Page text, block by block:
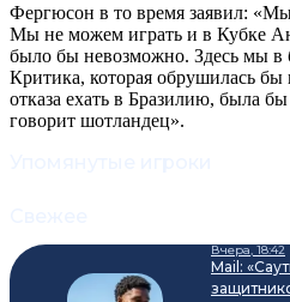
Фергюсон в то время заявил:
Мы не можем играть и в Кубке
было бы невозможно. Здесь мы в
Критика, которая обрушилась бы
отказа ехать в Бразилию, была
говорит шотландец».
Вчера, 18:42
Mail: